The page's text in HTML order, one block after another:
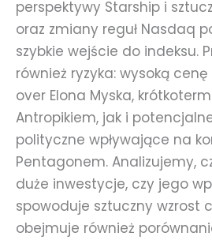
perspektywy Starship i
oraz zmiany reguł Nasdaq
szybkie wejście do indeksu.
również ryzyka: wysoką
over Elona Myska,
Antropikiem, jak i
polityczne wpływające na
Pentagonem. Analizujemy,
duże inwestycje, czy jego
spowoduje sztuczny wzrost
obejmuje również